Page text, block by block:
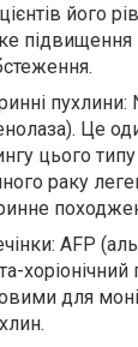
його
пухлини:
Це
цього
раку
AFP
для